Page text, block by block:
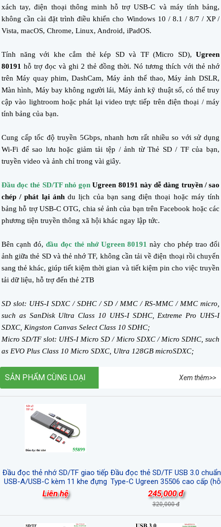
xách tay, điện thoại thông minh hỗ trợ USB-C và máy tính bảng,
không cần cài đặt trình điều khiển cho Windows 10 / 8.1 / 8/7 / XP /
Vista, macOS, Chrome, Linux, Android, iPadOS.
Tính năng với khe cắm thẻ kép SD và TF (Micro SD), Ugreen
80191 hỗ trợ đọc và ghi 2 thẻ đồng thời. Nó tương thích với thẻ nhớ
trên Máy quay phim, DashCam, Máy ảnh thể thao, Máy ảnh DSLR,
Màn hình, Máy bay không người lái, Máy ảnh kỹ thuật số, có thể truy
cập vào lightroom hoặc phát lại video trực tiếp trên điện thoại / máy
tính bảng của bạn.
Cung cấp tốc độ truyền 5Gbps, nhanh hơn rất nhiều so với sử dụng
Wi-Fi để sao lưu hoặc giảm tải tệp / ảnh từ Thẻ SD / TF của bạn,
truyền video và ảnh chỉ trong vài giây.
Đầu đọc thẻ SD/TF nhỏ gọn Ugreen 80191 này dễ dàng truyền / sao
chép / phát lại ảnhdu lịch của bạn sang điện thoại hoặc máy tính
bảng hỗ trợ USB-C OTG, chia sẻ ảnh của bạn trên Facebook hoặc các
phương tiện truyền thông xã hội khác ngay lập tức.
Bên cạnh đó,đầu đọc thẻ nhớ Ugreen 80191 này cho phép trao đổi
ảnh giữa thẻ SD và thẻ nhớ TF, không cần tải về điện thoại rồi chuyển
sang thẻ khác, giúp tiết kiệm thời gian và tiết kiệm pin cho việc truyền
tải dữ liệu, hỗ trợ đến thẻ 2TB
SD slot: UHS-I SDXC / SDHC / SD / MMC / RS-MMC / MMC micro,
such as SanDisk Ultra Class 10 UHS-I SDHC, Extreme Pro UHS-I
SDXC, Kingston Canvas Select Class 10 SDHC;
Micro SD/TF slot: UHS-I Micro SD / Micro SDXC / Micro SDHC, such
as EVO Plus Class 10 Micro SDXC, Ultra 128GB microSDXC;
Xem thêm>>
SẢN PHẨM CÙNG LOẠI
Đầu đọc thẻ nhớ SD/TF giao tiếp
USB-A/USB-C kèm 11 khe đựng
thẻ nhớ Ugreen 55899 cao cấp
Liên hệ
Đầu đọc thẻ SD/TF USB 3.0 chuẩn
Type-C Ugreen 35506 cao cấp (hỗ
trợ thẻ 2TB)
245,000 đ
320,000 đ